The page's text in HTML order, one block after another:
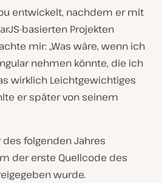
entwickelt, nachdem er mit
basierten Projekten
mir: „Was wäre, wenn ich
nehmen könnte, die ich
wirklich Leichtgewichtiges
er später von seinem
folgenden Jahres
der erste Quellcode des
wurde.